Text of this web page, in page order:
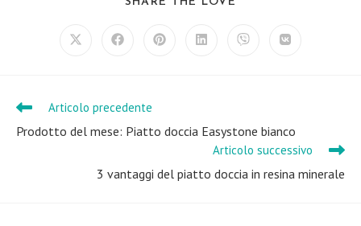
Opens Opens Opens Opens Opens Opens
Leggi
articoli
Articolo precedente
Prodotto del mese: Piatto doccia Easystone bianco
Articolo successivo
3 vantaggi del piatto doccia in resina minerale